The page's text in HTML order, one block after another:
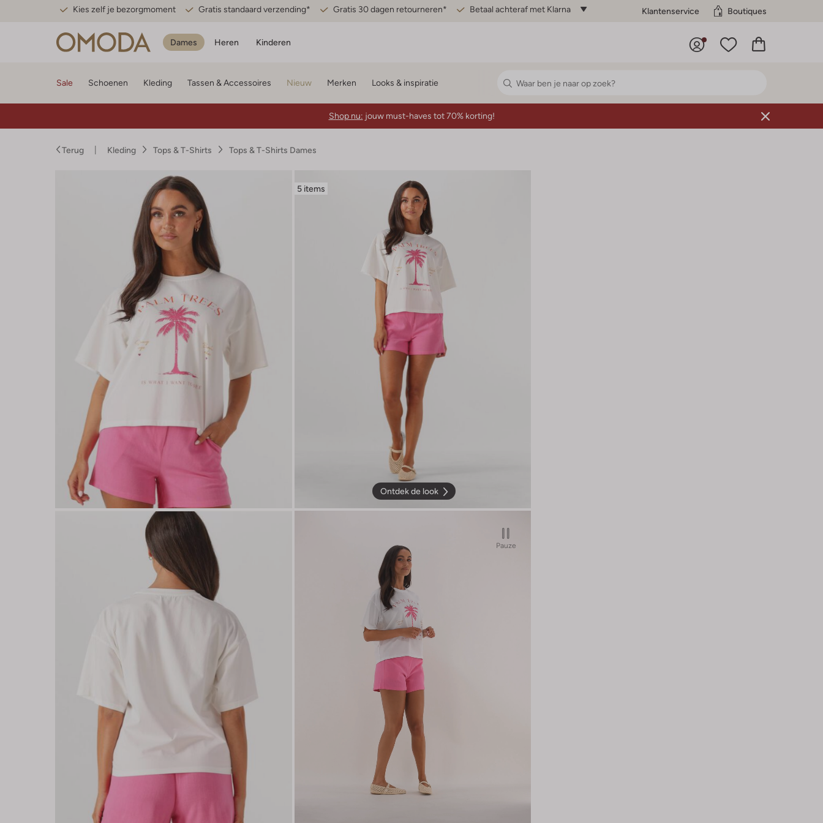
Kies zelf je bezorgmoment Gratis standaard verzending* Gratis 30 dagen retourneren* Betaal achteraf met Klarna Klantenservice Boutiques
Dames Heren Kinderen
Sale Schoenen Kleding Tassen & Accessoires Nieuw Merken Looks & inspiratie
Shop nu: jouw must-haves tot 70% korting!
Terug Kleding Tops & T-Shirts Tops & T-Shirts Dames
5 items
Ontdek de look
Pauze